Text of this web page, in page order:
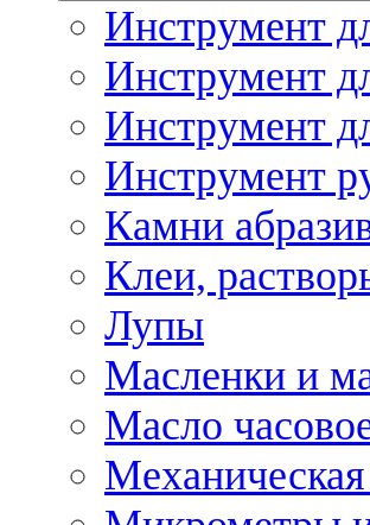
Инструмент
Инструмент
Инструмент
Инструмент
Камни
Клеи,
Лупы
Масленки и
Масло